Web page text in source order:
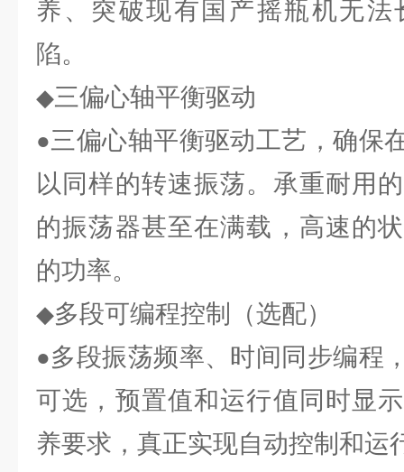
养、突破现有国产摇瓶机无
陷。
◆三偏心轴平衡驱动
●三偏心轴平衡驱动工艺，确保
以同样的转速振荡。承重耐用
的振荡器甚至在满载，高速的
的功率。
◆多段可编程控制（选配）
●多段振荡频率、时间同步编程
可选，预置值和运行值同时显
养要求，真正实现自动控制和运